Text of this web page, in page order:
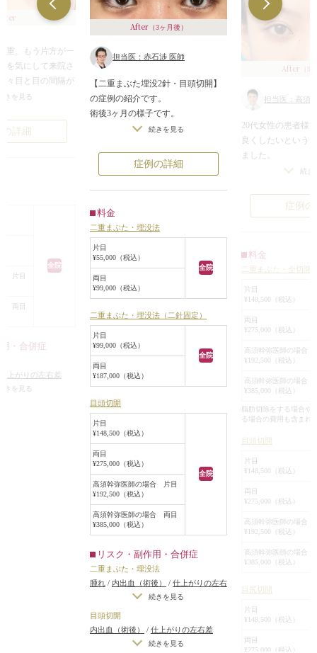
重、もう片方が一
を気にして来院さ
々目と目の間隔が
切開を行い、バラ
元になりました。
目の比率は、目→
がはっきりと強調
きを見る
詳細
全院
片目
両目
・合併症
仕上がりの左右差
る場合）
きを見る
After（3ヶ月後）
担当医：赤石渉 医師
【二重まぶた埋没2針・目頭切開】
の症例の紹介です。
術後3ヶ月の様子です。
目頭切開は小さいZ形成で行うと傷
蒙古襞の突っ張りを弱めて瞼の内側
から生え際が見えるように作ってい
ます。
続きを見る
症例の詳細
料金
二重まぶた・埋没法
片目
¥55,000（税込）
全院
両目
¥99,000（税込）
二重まぶた・埋没法（二針固定）
片目
¥99,000（税込）
全院
両目
¥187,000（税込）
目頭切開
片目
¥148,500（税込）
全院
両目
¥275,000（税込）
高須幹弥医師の場合 片目
¥192,500（税込）
高須幹弥医師の場合 両目
¥385,000（税込）
リスク・副作用・合併症
二重まぶた・埋没法
腫れ / 内出血（術後） / 仕上がりの左右
差（片目ずつ手術をする場合）
分の理想の形にならないことがある
二重のラインが弱くなって浅くなった
続きを見る
目頭切開
内出血（術後）
/ 仕上がりの左右差
（片目ずつ手術をする場合）
続きを見る
After （9
担当医：高須
20代女性の患者様
良くしたいという
ました。
ある程度幅のある
のクマも改善させ
でした。
はそれほど大きい
んでした。
また、二重の幅、
り、目の下には眼
があり、クマを強
た。
眼瞼下垂手術をす
で、二重まぶた全
を広げて平行型二
開と目尻切開で目
とになりました。
目の下のクマに対
の内側から余分な
二重まぶた全切開
膚切除は行わず、
目頭切開は、寄り
1.5mmずつ内側に
げ、1.5mmずつ外
り、目の横幅も広
目元の手術を複数
続き
症例
料金
二重まぶた・全切開
片目
¥148,500（税込）
両目
¥275,000（税込）
高須幹弥医師の場合
¥192,500（税込）
高須幹弥医師の場合
¥385,000（税込）
脂肪切除をする場合や
る場合の費用も含まれ
目頭切開
片目
¥148,500（税込）
両目
¥275,000（税込）
高須幹弥医師の場合
¥192,500（税込）
高須幹弥医師の場合
¥385,000（税込）
目尻切開
片目
¥148,500（税込）
両目
¥275,000（税込）